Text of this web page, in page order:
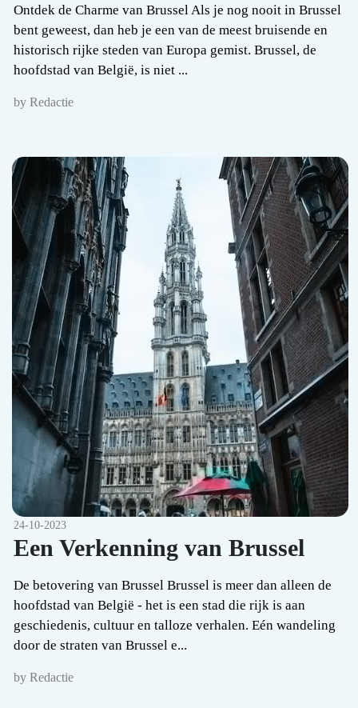
Ontdek de Charme van Brussel Als je nog nooit in Brussel
bent geweest, dan heb je een van de meest bruisende en
historisch rijke steden van Europa gemist. Brussel, de
hoofdstad van België, is niet ...
by Redactie
24-10-2023
Een Verkenning van Brussel
De betovering van Brussel Brussel is meer dan alleen de
hoofdstad van België - het is een stad die rijk is aan
geschiedenis, cultuur en talloze verhalen. Eén wandeling
door de straten van Brussel e...
by Redactie